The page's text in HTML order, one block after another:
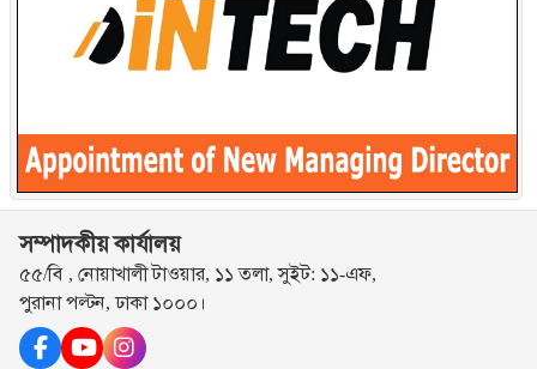
সম্পাদকীয় কার্যালয়
৫৫/বি , নোয়াখালী টাওয়ার, ১১ তলা, সুইট: ১১-এফ,
পুরানা পল্টন, ঢাকা ১০০০।